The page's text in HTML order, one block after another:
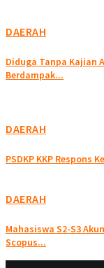
DAERAH
Diduga Tanpa Kajian
Berdampak...
DAERAH
PSDKP KKP Respons
DAERAH
Mahasiswa S2-S3
Scopus...